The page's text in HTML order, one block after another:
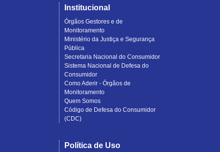
Institucional
Órgãos Gestores e de
Monitoramento
Ministério da Justiça e Segurança
Pública
Secretaria Nacional do Consumidor
Sistema Nacional de Defesa do
Consumidor
Como Aderir - Órgãos de
Monitoramento
Quem Somos
Código de Defesa do Consumidor
(CDC)
Política de Uso